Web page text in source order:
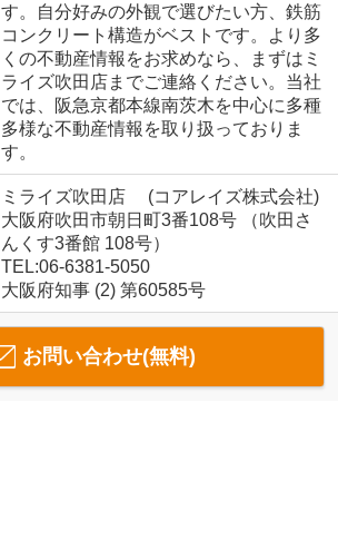
す。自分好みの外観で選びたい方、鉄筋
コンクリート構造がベストです。より多
くの不動産情報をお求めなら、まずはミ
ライズ吹田店までご連絡ください。当社
では、阪急京都本線南茨木を中心に多種
多様な不動産情報を取り扱っておりま
す。
ミライズ吹田店 (コアレイズ株式会社)
大阪府吹田市朝日町3番108号 （吹田さ
んくす3番館 108号）
TEL:06-6381-5050
大阪府知事 (2) 第60585号
お問い合わせ(無料)